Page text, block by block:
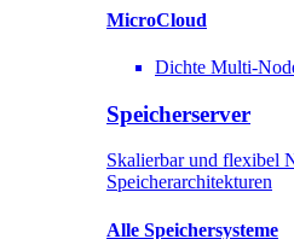
MicroCloud
Dichte Multi-
Speicherserver
Skalierbar und flexibel
Speicherarchitekturen
Alle Speichersysteme